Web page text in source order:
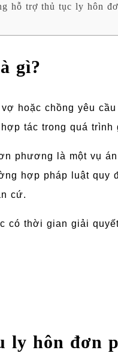
hỗ trợ thủ tục ly hôn
gì?
hoặc chồng yêu
tác trong quá trình
phương là một vụ
hợp pháp luật quy
cứ.
có thời gian giải
ly hôn đơn